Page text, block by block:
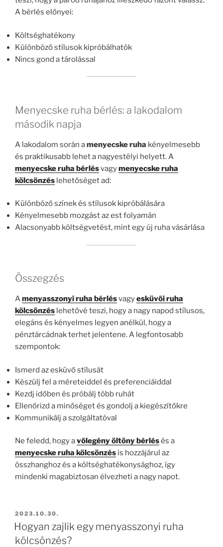
A bérlés előnyei:
Költséghatékony
Különböző stílusok kipróbálhatók
Nincs gond a tárolással
Menyecske ruha bérlés: a lakodalom
második napja
A lakodalom során amenyecske ruha kényelmesebb
és praktikusabb lehet a nagyestélyi helyett. A
menyecske ruha bérlésvagymenyecske ruha
kölcsönzés lehetőséget ad:
Különböző színek és stílusok kipróbálására
Kényelmesebb mozgást az est folyamán
Alacsonyabb költségvetést, mint egy új ruha vásárlása
Összegzés
Amenyasszonyi ruha bérlésvagyesküvői ruha
kölcsönzés lehetővé teszi, hogy a nagy napod stílusos,
elegáns és kényelmes legyen anélkül, hogy a
pénztárcádnak terhet jelentene. A legfontosabb
szempontok:
Ismerd az esküvő stílusát
Készülj fel a méreteiddel és preferenciáiddal
Kezdj időben és próbálj több ruhát
Ellenőrizd a minőséget és gondolj a kiegészítőkre
Kommunikálj a szolgáltatóval
Ne feledd, hogy avőlegény öltöny bérlésés a
menyecske ruha kölcsönzés is hozzájárul az
összhanghoz és a költséghatékonysághoz, így
mindenki magabiztosan élvezheti a nagy napot.
BEKÜLDVE:
2023.10.30.
Hogyan zajlik egy menyasszonyi ruha
kölcsönzés?